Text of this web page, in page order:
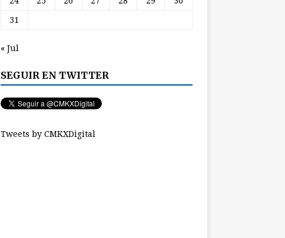
31
« Jul
SEGUIR EN TWITTER
Tweets by CMKXDigital